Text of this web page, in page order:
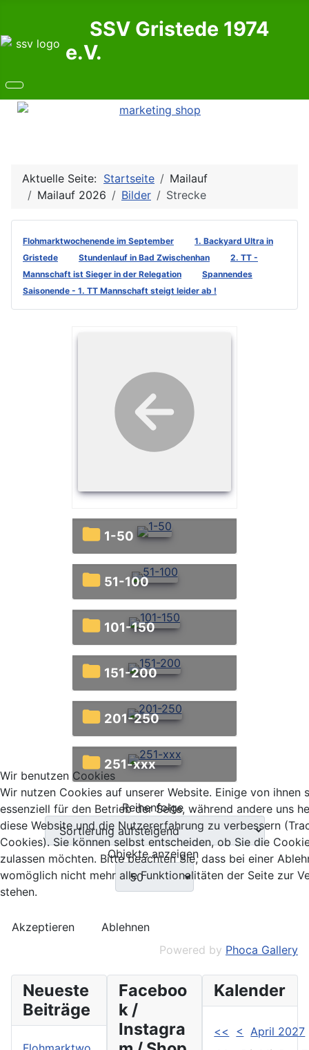
SSV Gristede 1974
e.V.
Aktuelle Seite: Startseite
Mailauf
Mailauf 2026
Bilder Strecke
Flohmarktwochenende im September
1. Backyard Ultra in
Gristede
Stundenlauf in Bad Zwischenhan
2. TT -
Mannschaft ist Sieger in der Relegation
Spannendes
Saisonende - 1. TT Mannschaft steigt leider ab !
1-50
51-100
101-150
151-200
201-250
251-xxx
Reihenfolge
Objekte anzeigen
Powered by Phoca Gallery
Neueste
Beiträge
Faceboo
k /
Instagra
Kalender
<< <
April 2027
Wir benutzen Cookies
Wir nutzen Cookies auf unserer Website. Einige von ihnen
essenziell für den Betrieb der Seite, während andere uns
diese Website und die Nutzererfahrung zu verbessern
Cookies). Sie können selbst entscheiden, ob Sie die
zulassen möchten. Bitte beachten Sie, dass bei einer
womöglich nicht mehr alle Funktionalitäten der Seite zur
stehen.
Akzeptieren Ablehnen